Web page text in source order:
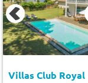
Villas Club Royal